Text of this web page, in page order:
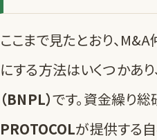
ここまで見たとおり、
にする方法はいくつかあ
（BNPL）です。資金繰り
PROTOCOLが提供する